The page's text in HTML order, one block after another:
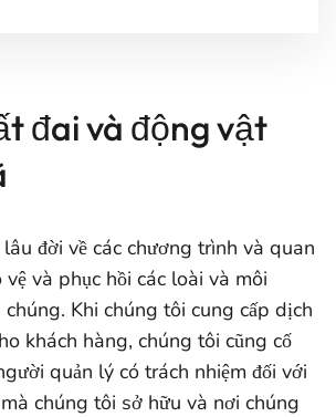
đai và động vật
đời về các chương trình và quan
vệ và phục hồi các loài và môi
Khi chúng tôi cung cấp dịch
khách hàng, chúng tôi cũng cố
quản lý có trách nhiệm đối với
chúng tôi sở hữu và nơi chúng